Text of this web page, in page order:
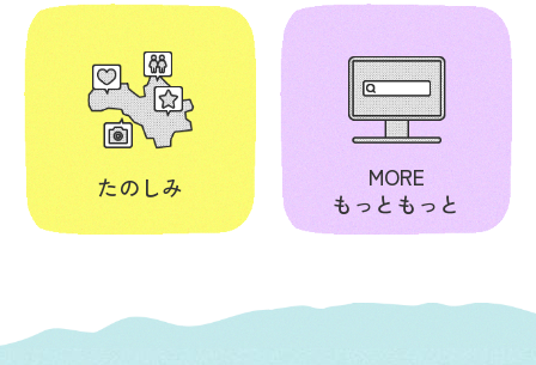
たのしみ
MORE
もっともっと